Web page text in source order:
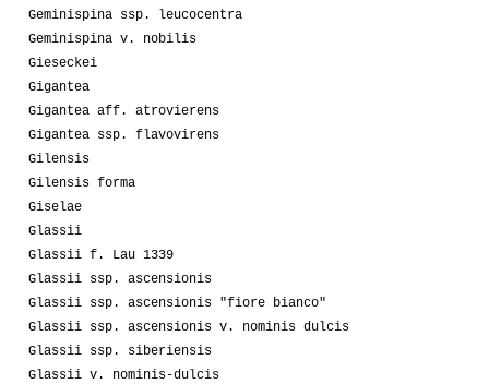
Geminispina ssp. leucocentra
Geminispina v. nobilis
Gieseckei
Gigantea
Gigantea aff. atrovierens
Gigantea ssp. flavovirens
Gilensis
Gilensis forma
Giselae
Glassii
Glassii f. Lau 1339
Glassii ssp. ascensionis
Glassii ssp. ascensionis "fiore bianco"
Glassii ssp. ascensionis v. nominis dulcis
Glassii ssp. siberiensis
Glassii v. nominis-dulcis